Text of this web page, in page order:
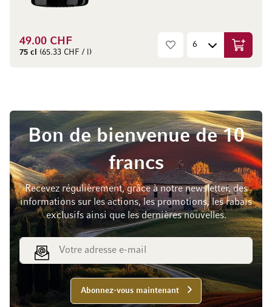
49.00 CHF
75 cl (65.33 CHF / l) Ajouter
Bon de bienvenue de 10
francs
Recevez régulièrement, grâce à notre newsletter, des
informations sur les actions, les promotions, les rabais
exclusifs ainsi que les dernières nouvelles.
Adresse e-mail
Abonnez-vous maintenant